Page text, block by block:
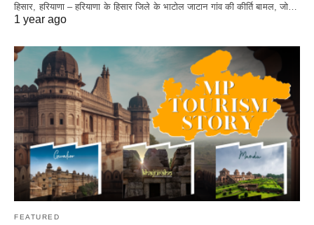
हिसार, हरियाणा – हरियाणा के हिसार जिले के भाटोल जाटान गांव की कीर्ति बामल, जो…
1 year ago
FEATURED